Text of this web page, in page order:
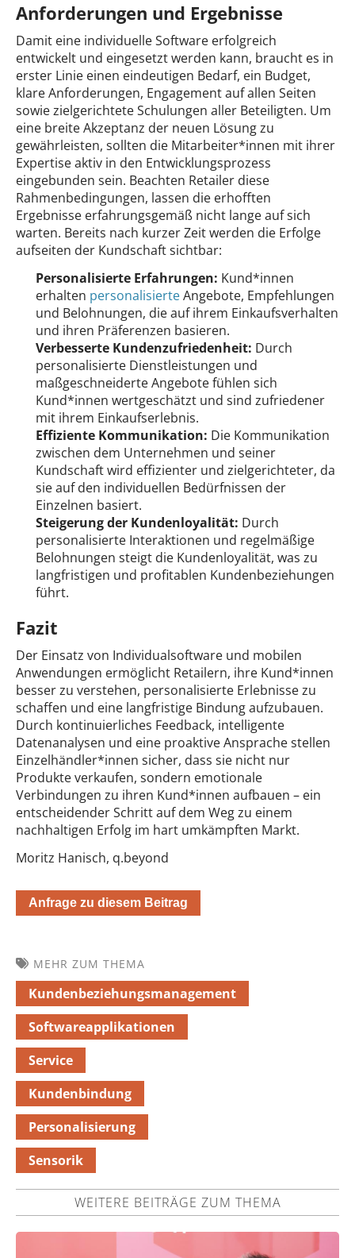
Anforderungen und Ergebnisse
Damit eine individuelle Software erfolgreich
entwickelt und eingesetzt werden kann, braucht es in
erster Linie einen eindeutigen Bedarf, ein Budget,
klare Anforderungen, Engagement auf allen Seiten
sowie zielgerichtete Schulungen aller Beteiligten. Um
eine breite Akzeptanz der neuen Lösung zu
gewährleisten, sollten die Mitarbeiter*innen mit ihrer
Expertise aktiv in den Entwicklungsprozess
eingebunden sein. Beachten Retailer diese
Rahmenbedingungen, lassen die erhofften
Ergebnisse erfahrungsgemäß nicht lange auf sich
warten. Bereits nach kurzer Zeit werden die Erfolge
aufseiten der Kundschaft sichtbar:
Personalisierte Erfahrungen: Kund*innen
erhalten personalisierteAngebote, Empfehlungen
und Belohnungen, die auf ihrem Einkaufsverhalten
und ihren Präferenzen basieren.
Verbesserte Kundenzufriedenheit: Durch
personalisierte Dienstleistungen und
maßgeschneiderte Angebote fühlen sich
Kund*innen wertgeschätzt und sind zufriedener
mit ihrem Einkaufserlebnis.
Effiziente Kommunikation: Die Kommunikation
zwischen dem Unternehmen und seiner
Kundschaft wird effizienter und zielgerichteter, da
sie auf den individuellen Bedürfnissen der
Einzelnen basiert.
Steigerung der Kundenloyalität: Durch
personalisierte Interaktionen und regelmäßige
Belohnungen steigt die Kundenloyalität, was zu
langfristigen und profitablen Kundenbeziehungen
führt.
Fazit
Der Einsatz von Individualsoftware und mobilen
Anwendungen ermöglicht Retailern, ihre Kund*innen
besser zu verstehen, personalisierte Erlebnisse zu
schaffen und eine langfristige Bindung aufzubauen.
Durch kontinuierliches Feedback, intelligente
Datenanalysen und eine proaktive Ansprache stellen
Einzelhändler*innen sicher, dass sie nicht nur
Produkte verkaufen, sondern emotionale
Verbindungen zu ihren Kund*innen aufbauen – ein
entscheidender Schritt auf dem Weg zu einem
nachhaltigen Erfolg im hart umkämpften Markt.
Moritz Hanisch, q.beyond
Anfrage zu diesem Beitrag
MEHR ZUM THEMA
Kundenbeziehungsmanagement
Softwareapplikationen
Service
Kundenbindung
Personalisierung
Sensorik
WEITERE BEITRÄGE ZUM THEMA